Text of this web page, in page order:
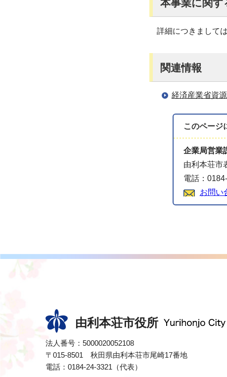
本事業に関
詳細につきまして
関連情報
経済産業省資
このページ
企業局営業
由利本荘市
電話：
お問い
由利本荘市役所
法人番号：5000020052108
〒015-8501 秋田県由利本荘市尾崎17番地
電話：0184-24-3321（代表）